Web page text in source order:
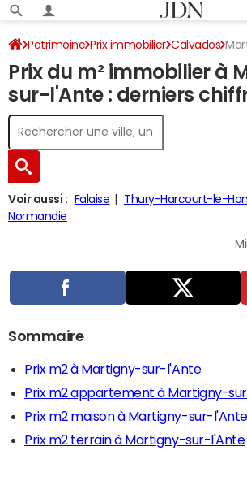
Patrimoine Prix immobilier Calvados
Prix du m² immobilier à
sur-l'Ante : derniers
Voir aussi : Falaise Thury-Harcourt-le-
Normandie
Sommaire
Prix m2 à Martigny-sur-l'Ante
Prix m2 appartement à Martigny-
Prix m2 maison à Martigny-sur-l'Ante
Prix m2 terrain à Martigny-sur-l'Ante